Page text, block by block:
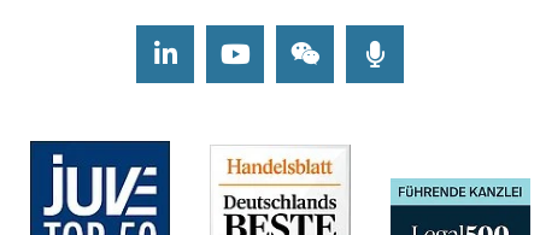
LinkedInYoutubeWechat